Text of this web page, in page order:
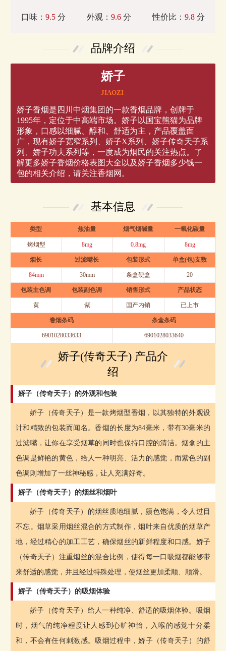
口味： 9.5分 外观： 9.6 分 性价比：9.8 分
品牌介绍
娇子
JIAOZI
娇子香烟是四川中烟集团的一款香烟品牌，创牌于
1995年，定位于中高端市场。娇子以国宝熊猫为品牌
形象，口感以细腻、醇和、舒适为主，产品覆盖面
广，现有娇子宽窄系列、娇子X系列、娇子传奇天子系
列、娇子功夫系列等，一度成为烟民的关注热点。了
解更多娇子香烟价格表图大全以及娇子香烟多少钱一
包的相关介绍，请关注香烟网。
基本信息
类型 焦油量 烟气烟碱量 一氧化碳量
烤烟型 8mg 0.8mg 8mg
烟长 过滤嘴长 包装形式 单盒(包)支数
84mm 30mm 条盒硬盒 20
包装主色调 包装副色调 销售形式 产品状态
黄 紫 国产内销 已上市
卷烟条码 条盒条码
6901028033633 6901028033640
娇子(传奇天子) 产品介
绍
娇子（传奇天子）的外观和包装
娇子（传奇天子）是一款烤烟型香烟，以其独特的外观设
计和精致的包装而闻名。香烟的长度为84毫米，带有30毫米的
过滤嘴，让你在享受烟草的同时也保持口腔的清洁。烟盒的主
色调是鲜艳的黄色，给人一种明亮、活力的感觉，而紫色的副
色调则增加了一丝神秘感，让人充满好奇。
娇子（传奇天子）的烟丝和烟叶
娇子（传奇天子）的烟丝质地细腻，颜色饱满，令人过目
不忘。烟草采用烟丝混合的方式制作，烟叶来自优质的烟草产
地，经过精心的加工工艺，确保烟丝的新鲜程度和口感。娇子
（传奇天子）注重烟丝的混合比例，使得每一口吸烟都能够带
来舒适的感觉，并且经过特殊处理，使烟丝更加柔顺、顺滑。
娇子（传奇天子）的吸烟体验
娇子（传奇天子）给人一种纯净、舒适的吸烟体验。吸烟
时，烟气的纯净程度让人感到心旷神怡，入喉的感觉十分柔
和，不会有任何刺激感。吸烟过程中，娇子（传奇天子）的舒